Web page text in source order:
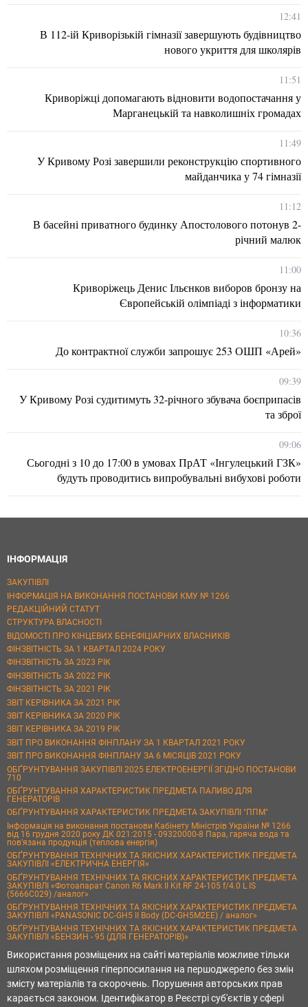
12:41
В 112-ій Криворізькій гімназії завершують будівництво
нового укриття для школярів
11:51
Криворіжці допомагають відновити водопостачання у
Марганецькій та навколишніх громадах
11:49
У Кривому Розі завершили реконструкцію спортивного
майданчика у 74 гімназії
11:12
В басейні приватного будинку Апостолового потонув 2-
річний малюк
11:00
Криворіжець Денис Ільєнков виборов бронзу на
Європейській олімпіаді з інформатики
10:36
До контрактної служби запрошує 253 ОШП «Арей»
09:39
У Кривому Розі судитимуть 32-річного збувача боєприпасів
та зброї
09:06
Сьогодні з 10 до 17:00 в умовах ПрАТ «Інгулецький ГЗК»
будуть проводитись випробувальні вибухові роботи
ІНФОРМАЦІЯ
ЗАКУПІВЛІ
ІНФОРМАЦІЯ НА ВИКОНАННЯ ПОСТАНОВИ КМУ № 1266
РЕДАКЦІЙНИЙ СТАТУТ
СТРУКТУРА ВЛАСНОСТІ
ВІДОМОСТІ ПРО КІНЦЕВИХ БЕНЕФІЦІАРНИХ ВЛАСНИКІВ
ФІНЗВІТНІСТЬ ЗА 1 КВАРТАЛ 2024 РОКУ
ФІНЗВІТНІСТЬ ЗА 2023 РІК
ФІНЗВІТНІСТЬ ЗА 2022 РІК
ФІНЗВІТНІСТЬ ЗА 2021 РІК
ЗВІТ КЕРІВНИКА ЗА 2021 РІК
ЗВІТ КЕРІВНИКА ЗА 2020 РІК
ЗВІТ КЕРІВНИКА ЗА 2019 РІК
ЗВІТ ПРО ВИКОНАННЯ ФІНПЛАНУ ЗА 1 КВАРТАЛ 2021 РОКУ
ЗВІТ ПРО ВИКОНАННЯ ФІНПЛАНУ ЗА 6 МІСЯЦІВ 2021 РОКУ
ОБҐРУНТУВАННЯ ЗАКУПІВЛІ 2025 ЕЛЕКТРОЕНЕРГІЇ ЗГІДНО ПОСТАНОВИ
710
ОБҐРУНТУВАННЯ ХАРАКТЕРИСТИК ПРЕДМЕТА ПАЛИВО ДЛЯ
ГЕНЕРАТОРІВ
ОБҐРУНТУВАННЯ ХАРАКТЕРИСТИК ПРЕДМЕТА ЗАКУПІВЛІ "ППМ"
Інформація на виконання постанови Кабінету Міністрів України № 1266
від 16 грудня 2020 року ДК 021:2015 - 09320000-8 Пара, гаряча вода та
пов’язана продукція (теплова енергія)
ОБҐРУНТУВАННЯ ТЕХНІЧНИХ ТА ЯКІСНИХ ХАРАКТЕРИСТИК ПРЕДМЕТА
ЗАКУПІВЛІ «ЕЛЕКТРИЧНА ЕНЕРГІЯ»
ОБҐРУНТУВАННЯ ТЕХНІЧНИХ ТА ЯКІСНИХ ХАРАКТЕРИСТИК ПРЕДМЕТА
ЗАКУПІВЛІ «Фотоапарат Canon R6 Mark II Kit RF 24-105 f/4.0 L IS
(5666C029) /аналог»
ОБҐРУНТУВАННЯ ТЕХНІЧНИХ ТА ЯКІСНИХ ХАРАКТЕРИСТИК ПРЕДМЕТА
ЗАКУПІВЛІ «PANASONIC DC-GH5 II Body (DC-GH5M2EE) / аналог»
ОБҐРУНТУВАННЯ ТЕХНІЧНИХ ТА ЯКІСНИХ ХАРАКТЕРИСТИК ПРЕДМЕТА
ЗАКУПІВЛІ «БЕНЗИН - 95 (ДЛЯ ГЕНЕРАТОРІВ)»
Використання розміщених на сайті матеріалів можливе тільки
шляхом розміщення гіперпосилання на першоджерело без змін
змісту матеріалів та скорочень. Порушення авторських прав
карається законом. Ідентифікатор в Реєстрі суб'єктів у сфері